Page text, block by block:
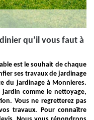
qu’il vous faut à
est le souhait de chaque
ses travaux de jardinage
du jardinage à Monnieres.
comme le nettoyage,
Vous ne regretterez pas
travaux. Pour connaître